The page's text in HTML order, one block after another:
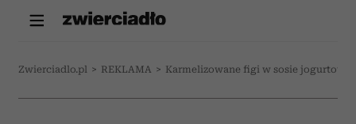
Zwierciadlo.pl > REKLAMA > Karmelizowane figi w sosie